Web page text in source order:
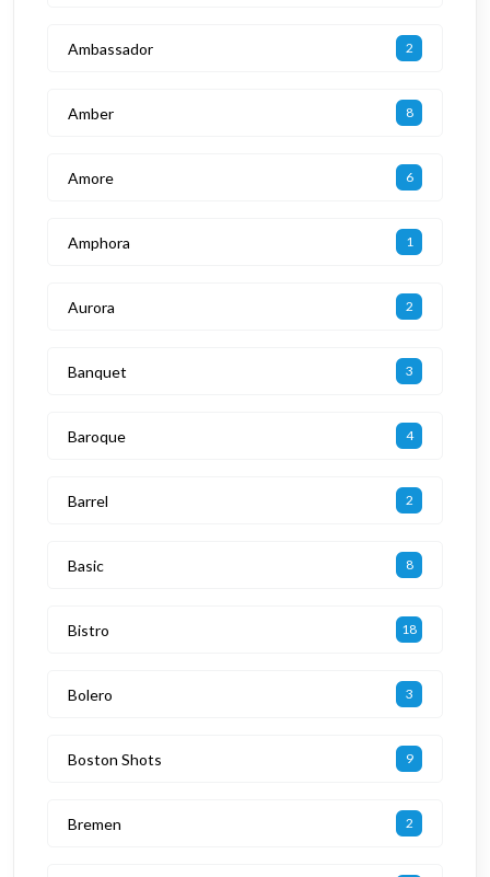
Ambassador 2
Amber 8
Amore 6
Amphora 1
Aurora 2
Banquet 3
Baroque 4
Barrel 2
Basic 8
Bistro 18
Bolero 3
Boston Shots 9
Bremen 2